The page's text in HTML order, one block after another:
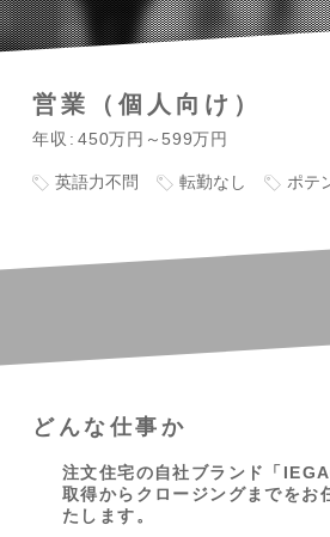
営業（個人向け）
年収 450万円～599万円
英語力不問 転勤なし ポテ
どんな仕事か
注文住宅の自社ブランド「
取得からクロージングまでをお
たします。